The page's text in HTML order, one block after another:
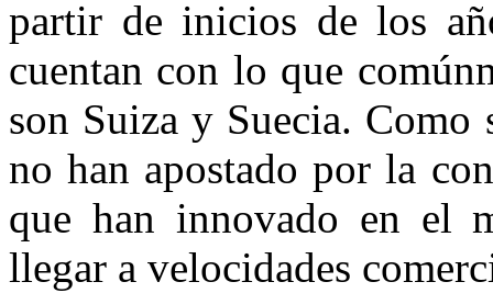
partir de inicios de los
cuentan con lo que
son Suiza y Suecia. Como
no han apostado por la
que han innovado en el
llegar a velocidades